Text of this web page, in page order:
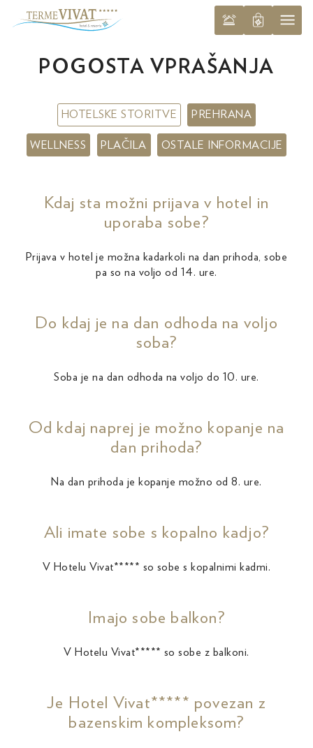
POGOSTA VPRAŠANJA
HOTELSKE STORITVE PREHRANA
WELLNESS PLAČILA OSTALE INFORMACIJE
Kdaj sta možni prijava v hotel in
uporaba sobe?
Prijava v hotel je možna kadarkoli na dan prihoda, sobe
pa so na voljo od 14. ure.
Do kdaj je na dan odhoda na voljo
soba?
Soba je na dan odhoda na voljo do 10. ure.
Od kdaj naprej je možno kopanje na
dan prihoda?
Na dan prihoda je kopanje možno od 8. ure.
Ali imate sobe s kopalno kadjo?
V Hotelu Vivat***** so sobe s kopalnimi kadmi.
Imajo sobe balkon?
V Hotelu Vivat***** so sobe z balkoni.
Je Hotel Vivat***** povezan z
bazenskim kompleksom?